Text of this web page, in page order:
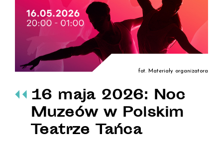
fot. Materiały organizatora
16 maja 2026: Noc
Muzeów w Polskim
Teatrze Tańca